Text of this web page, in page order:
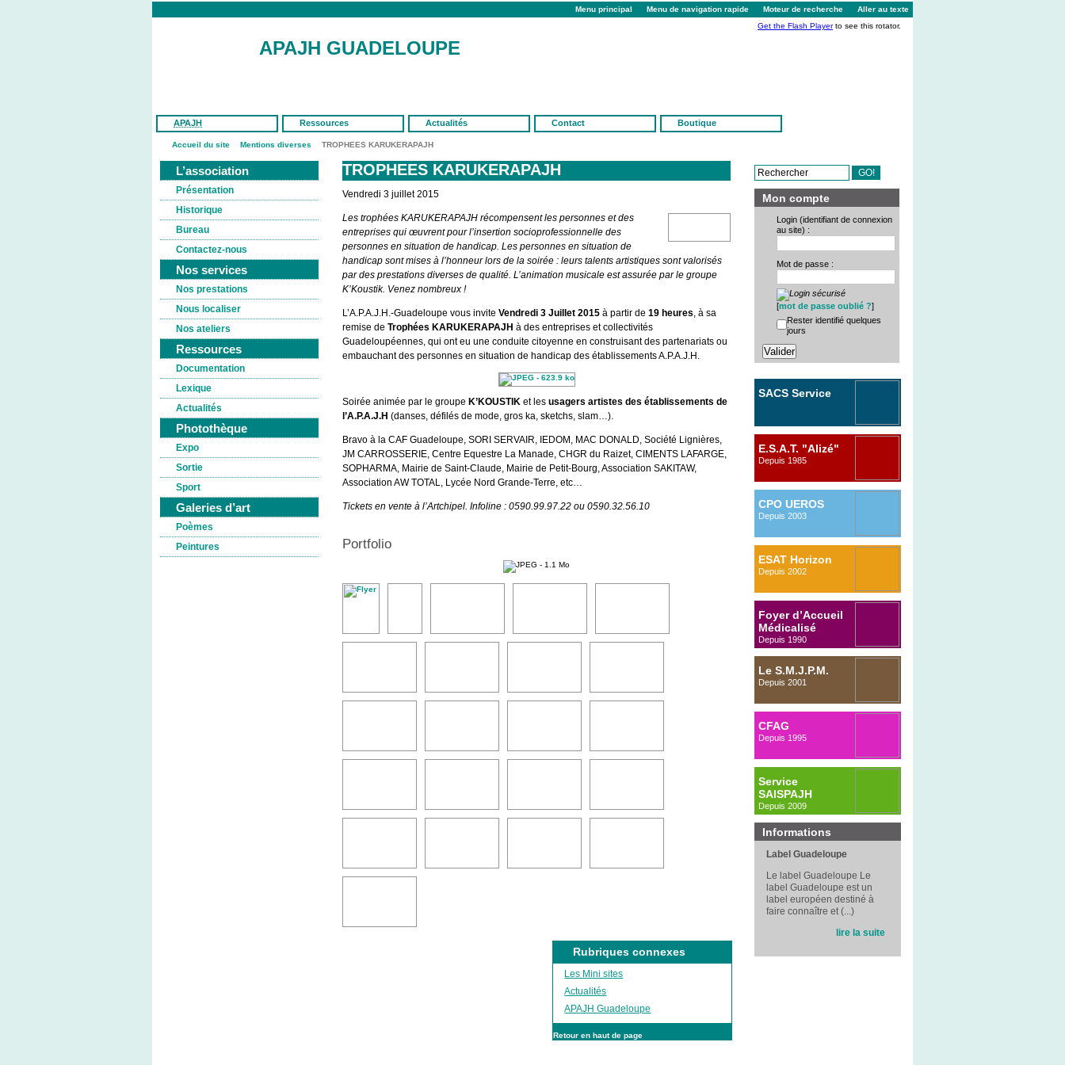
Menu principal Menu de navigation rapide Moteur de recherche
Aller au texte
Get the Flash Playerto see this rotator.
APAJH GUADELOUPE
APAJH Ressources Actualités Contact Boutique
Accueil du site Mentions diverses TROPHEES KARUKERAPAJH
L’association
Présentation
Historique
Bureau
Contactez-nous
Nos services
Nos prestations
Nous localiser
Nos ateliers
Ressources
Documentation
Lexique
Actualités
Photothèque
Expo
Sortie
Sport
Galeries d’art
Poèmes
Peintures
TROPHEES KARUKERAPAJH
Vendredi 3 juillet 2015
Les trophées KARUKERAPAJH récompensent les personnes et des
entreprises qui œuvrent pour l’insertion socioprofessionnelle des
personnes en situation de handicap. Les personnes en situation de
handicap sont mises à l’honneur lors de la soirée : leurs talents artistiques sont valorisés
par des prestations diverses de qualité. L’animation musicale est assurée par le groupe
K’Koustik. Venez nombreux !
L’A.P.A.J.H.-Guadeloupe vous invite Vendredi 3 Juillet 2015 à partir de 19 heures , à sa
remise de Trophées KARUKERAPAJH à des entreprises et collectivités
Guadeloupéennes, qui ont eu une conduite citoyenne en construisant des partenariats ou
embauchant des personnes en situation de handicap des établissements A.P.A.J.H.
Soirée animée par le groupe K’KOUSTIK et les usagers artistes des établissements de
l’A.P.A.J.H (danses, défilés de mode, gros ka, sketchs, slam…).
Bravo à la CAF Guadeloupe, SORI SERVAIR, IEDOM, MAC DONALD, Société Lignières,
JM CARROSSERIE, Centre Equestre La Manade, CHGR du Raizet, CIMENTS LAFARGE,
SOPHARMA, Mairie de Saint-Claude, Mairie de Petit-Bourg, Association SAKITAW,
Association AW TOTAL, Lycée Nord Grande-Terre, etc…
Tickets en vente à l’Artchipel. Infoline : 0590.99.97.22 ou 0590.32.56.10
Portfolio
Rubriques connexes
Les Mini sites
Actualités
APAJH Guadeloupe
Retour en haut de page
Mon compte
Login (identifiant de connexion
au site) :
Mot de passe :
[mot de passe oublié ?]
Rester identifié quelques
jours
SACS Service
d’Accompagnement
Comportemental
Spécialisé
E.S.A.T. "Alizé"
Depuis 1985
CPO UEROS
Depuis 2003
ESAT Horizon
Depuis 2002
Foyer d’Accueil
Médicalisé
Depuis 1990
Le S.M.J.P.M.
Depuis 2001
CFAG
Depuis 1995
Service
SAISPAJH
Depuis 2009
Informations
Label Guadeloupe
Le label Guadeloupe Le
label Guadeloupe est un
label européen destiné à
faire connaître et (...)
lire la suite